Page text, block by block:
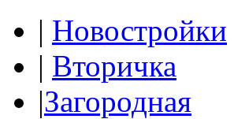
| Новостройки
| Вторичка
|Загородная